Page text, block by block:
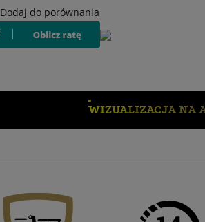
Dodaj do porównania
WIZUALIZACJA NA